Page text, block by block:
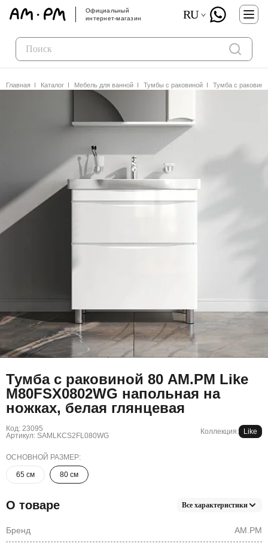
Официальный
интернет-магазин
RU
Главная Каталог Мебель для ванной Тумбы с раковиной Тумба с
Тумба с раковиной 80 AM.PM Like
M80FSX0802WG напольная на
ножках, белая глянцевая
Код: 23095
Артикул: SAMLKCS2FL080WG
Коллекция: Like
ОСНОВНОЙ РАЗМЕР:
65 см 80 см
О товаре Все характеристики
Бренд AM.PM